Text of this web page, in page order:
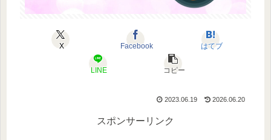
X Facebook はてブ
LINE コピー
2023.06.19 2026.06.20
スポンサーリンク